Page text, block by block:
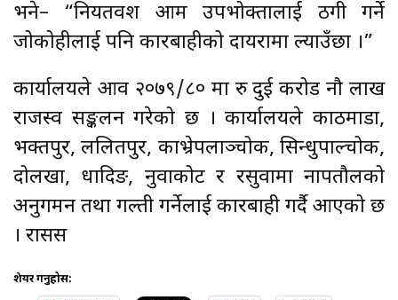
भने– “नियतवश आम उपभोक्तालाई ठगी गर्ने
जोकोहीलाई पनि कारबाहीको दायरामा ल्याउँछौँ ।”
कार्यालयले आव २०७९/८० मा रु दुई करोड नौ लाख
राजस्व सङ्कलन गरेको छ । कार्यालयले काठमाडौँ,
भक्तपुर, ललितपुर, काभ्रेपलाञ्चोक, सिन्धुपाल्चोक,
दोलखा, धादिङ, नुवाकोट र रसुवामा नापतौलको
अनुगमन तथा गल्ती गर्नेलाई कारबाही गर्दै आएको छ
। रासस
शेयर गर्नुहोस: